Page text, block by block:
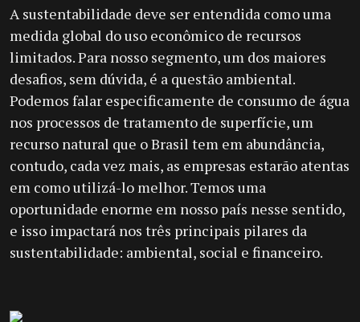
A sustentabilidade deve ser entendida como uma
medida global do uso econômico de recursos
limitados. Para nosso segmento, um dos maiores
desafios, sem dúvida, é a questão ambiental.
Podemos falar especificamente de consumo de água
nos processos de tratamento de superfície, um
recurso natural que o Brasil tem em abundância,
contudo, cada vez mais, as empresas estarão atentas
em como utilizá-lo melhor. Temos uma
oportunidade enorme em nosso país nesse sentido,
e isso impactará nos três principais pilares da
sustentabilidade: ambiental, social e financeiro.